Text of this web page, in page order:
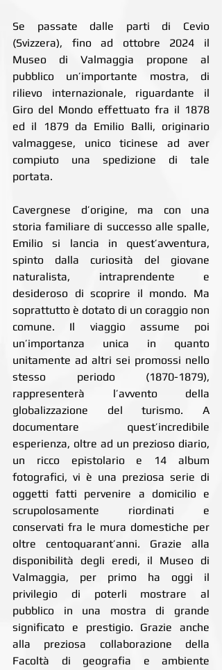
Se passate dalle parti di Cevio
(Svizzera), fino ad ottobre 2024 il
Museo di Valmaggia propone al
pubblico un’importante mostra, di
rilievo internazionale, riguardante il
Giro del Mondo effettuato fra il 1878
ed il 1879 da Emilio Balli, originario
valmaggese, unico ticinese ad aver
compiuto una spedizione di tale
portata.
Cavergnese d’origine, ma con una
storia familiare di successo alle spalle,
Emilio si lancia in quest’avventura,
spinto dalla curiosità del giovane
naturalista, intraprendente e
desideroso di scoprire il mondo. Ma
soprattutto è dotato di un coraggio non
comune. Il viaggio assume poi
un’importanza unica in quanto
unitamente ad altri sei promossi nello
stesso periodo (1870-1879),
rappresenterà l’avvento della
globalizzazione del turismo. A
documentare quest’incredibile
esperienza, oltre ad un prezioso diario,
un ricco epistolario e 14 album
fotografici, vi è una preziosa serie di
oggetti fatti pervenire a domicilio e
scrupolosamente riordinati e
conservati fra le mura domestiche per
oltre centoquarant’anni. Grazie alla
disponibilità degli eredi, il Museo di
Valmaggia, per primo ha oggi il
privilegio di poterli mostrare al
pubblico in una mostra di grande
significato e prestigio. Grazie anche
alla preziosa collaborazione della
Facoltà di geografia e ambiente